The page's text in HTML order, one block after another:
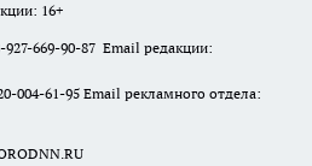
16+
669-90-87 Email редакции:
004-61-95 Email рекламного отдела: